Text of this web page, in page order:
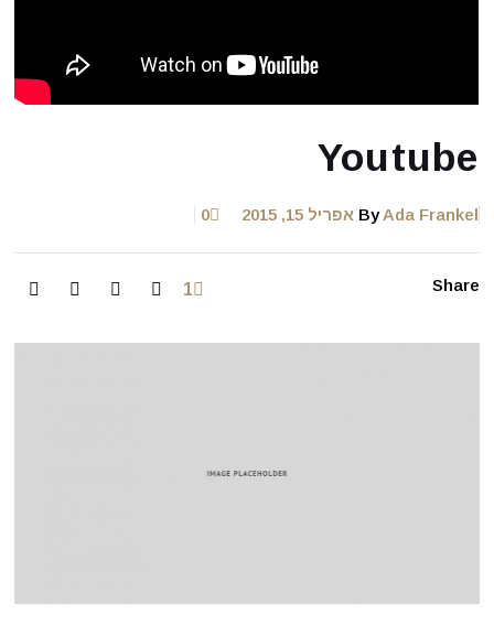
Youtube
ByAda Frankel אפריל 15, 2015 0
Share
1